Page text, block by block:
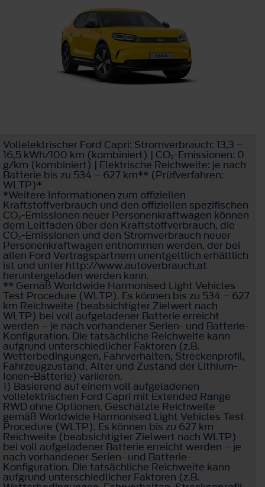
Vollelektrischer Ford Capri: Stromverbrauch: 13,3 –
16,5 kWh/100 km (kombiniert) | CO₂-Emissionen: 0
g/km (kombiniert) | Elektrische Reichweite: je nach
Batterie bis zu 534 – 627 km** (Prüfverfahren:
WLTP)*
*Weitere Informationen zum offiziellen
Kraftstoffverbrauch und den offiziellen spezifischen
CO₂-Emissionen neuer Personenkraftwagen können
dem Leitfaden über den Kraftstoffverbrauch, die
CO₂-Emissionen und den Stromverbrauch neuer
Personenkraftwagen entnommen werden, der bei
allen Ford Vertragspartnern unentgeltlich erhältlich
ist und unter http://www.autoverbrauch.at
heruntergeladen werden kann.
** Gemäß Worldwide Harmonised Light Vehicles
Test Procedure (WLTP). Es können bis zu 534 – 627
km Reichweite (beabsichtigter Zielwert nach
WLTP) bei voll aufgeladener Batterie erreicht
werden – je nach vorhandener Serien- und Batterie-
Konfiguration. Die tatsächliche Reichweite kann
aufgrund unterschiedlicher Faktoren (z.B.
Wetterbedingungen, Fahrverhalten, Streckenprofil,
Fahrzeugzustand, Alter und Zustand der Lithium-
Ionen-Batterie) variieren.
1) Basierend auf einem voll aufgeladenen
vollelektrischen Ford Capri mit Extended Range
RWD ohne Optionen. Geschätzte Reichweite
gemäß Worldwide Harmonised Light Vehicles Test
Procedure (WLTP). Es können bis zu 627 km
Reichweite (beabsichtigter Zielwert nach WLTP)
bei voll aufgeladener Batterie erreicht werden – je
nach vorhandener Serien- und Batterie-
Konfiguration. Die tatsächliche Reichweite kann
aufgrund unterschiedlicher Faktoren (z.B.